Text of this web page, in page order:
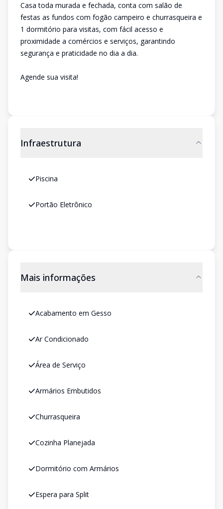
Casa toda murada e fechada, conta com salão de
festas as fundos com fogão campeiro e churrasqueira e
1 dormitório para visitas, com fácil acesso e
proximidade a comércios e serviços, garantindo
segurança e praticidade no dia a dia.
Agende sua visita!
Infraestrutura
Piscina
Portão Eletrônico
Mais informações
Acabamento em Gesso
Ar Condicionado
Área de Serviço
Armários Embutidos
Churrasqueira
Cozinha Planejada
Dormitório com Armários
Espera para Split